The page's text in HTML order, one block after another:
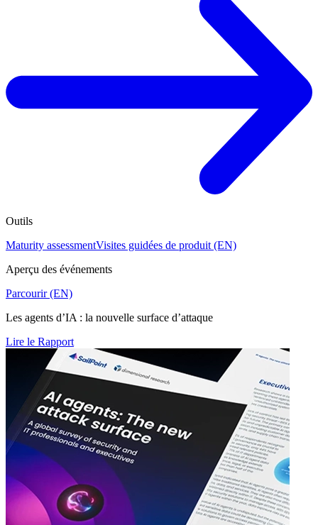
Outils
Maturity assessmentVisites guidées de produit (EN)
Aperçu des événements
Parcourir (EN)
Les agents d’IA : la nouvelle surface d’attaque
Lire le Rapport